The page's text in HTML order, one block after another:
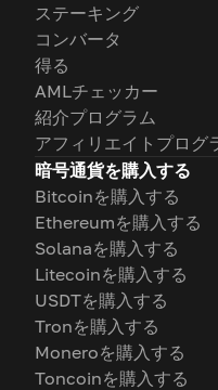
ステーキング
コンバータ
得る
AMLチェッカー
紹介プログラム
アフィリエイトプログ
暗号通貨を購入する
Bitcoinを購入する
Ethereumを購入する
Solanaを購入する
Litecoinを購入する
USDTを購入する
Tronを購入する
Moneroを購入する
Toncoinを購入する